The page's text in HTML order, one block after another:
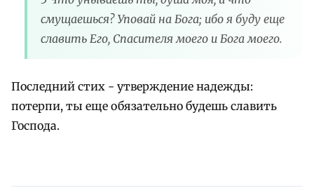
смущаешься? Уповай на Бога; ибо я буду еще
славить Его, Спасителя моего и Бога моего.
Последний стих - утверждение надежды:
потерпи, ты еще обязательно будешь славить
Господа.